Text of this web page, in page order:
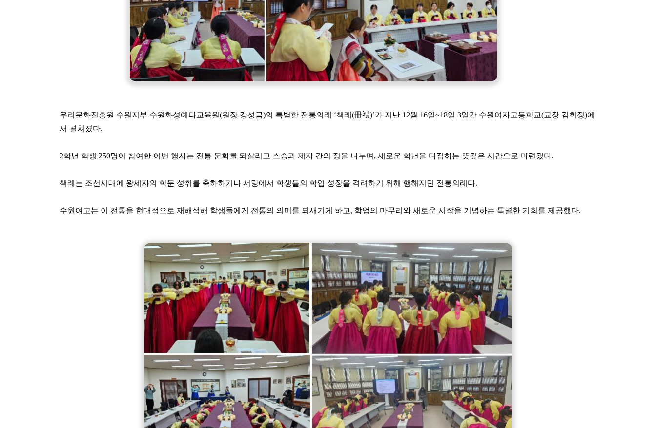
우리문화진흥원 수원지부 수원화성예다교육원(원장 강성금)의 특별한 전통의례 ‘책례(冊禮)’가 지난 12월 16일~18일 3일간 수원여자고등학교(교장 김희정)에
서 펼쳐졌다.
2학년 학생 250명이 참여한 이번 행사는 전통 문화를 되살리고 스승과 제자 간의 정을 나누며, 새로운 학년을 다짐하는 뜻깊은 시간으로 마련됐다.
책례는 조선시대에 왕세자의 학문 성취를 축하하거나 서당에서 학생들의 학업 성장을 격려하기 위해 행해지던 전통의례다.
수원여고는 이 전통을 현대적으로 재해석해 학생들에게 전통의 의미를 되새기게 하고, 학업의 마무리와 새로운 시작을 기념하는 특별한 기회를 제공했다.